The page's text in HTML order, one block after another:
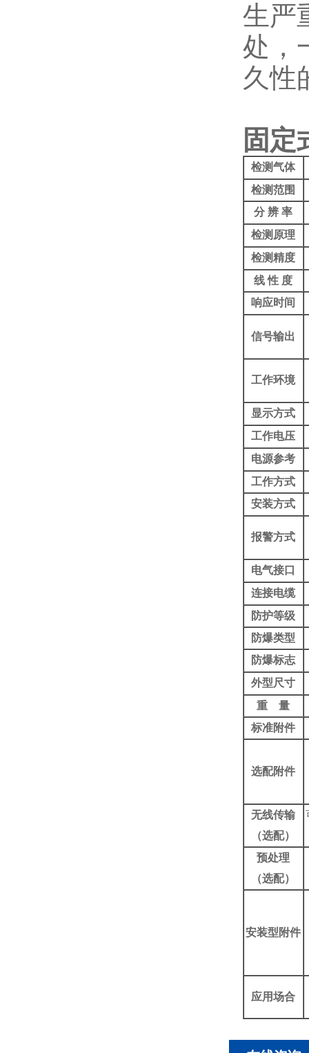
生严
处，
久性
固定
检测气体
检测范围
分 辨 率
检测原理
检测精度
线 性 度
响应时间
信号输出
工作环境
显示方式
工作电压
电源参考
工作方式
安装方式
报警方式
电气接口
连接电缆
防护等级
防爆类型
防爆标志
外型尺寸
重 量
标准附件
选配附件
无线传输
（选配）
预处理
（选配）
安装型附件
应用场合